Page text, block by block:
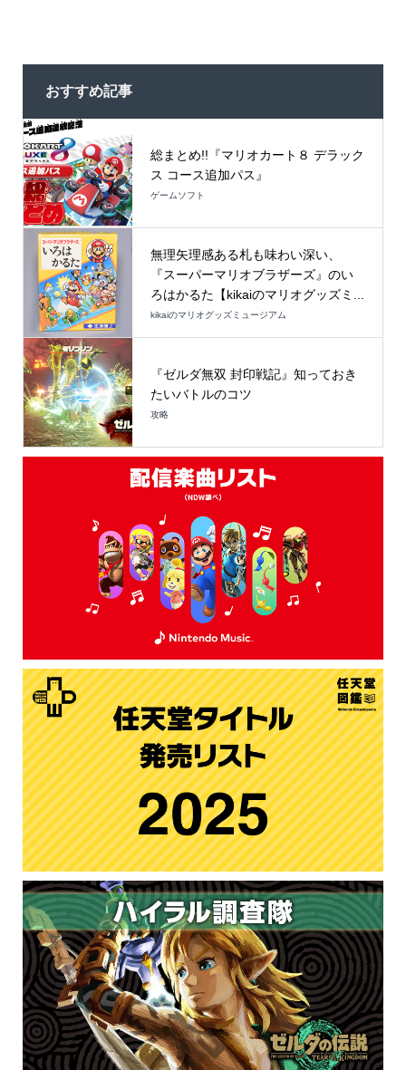
おすすめ記事
総まとめ!!『マリオカート８ デラック
ス コース追加パス』
ゲームソフト
無理矢理感ある札も味わい深い、
『スーパーマリオブラザーズ』のい
ろはかるた【kikaiのマリオグッズミ...
kikaiのマリオグッズミュージアム
『ゼルダ無双 封印戦記』知っておき
たいバトルのコツ
攻略